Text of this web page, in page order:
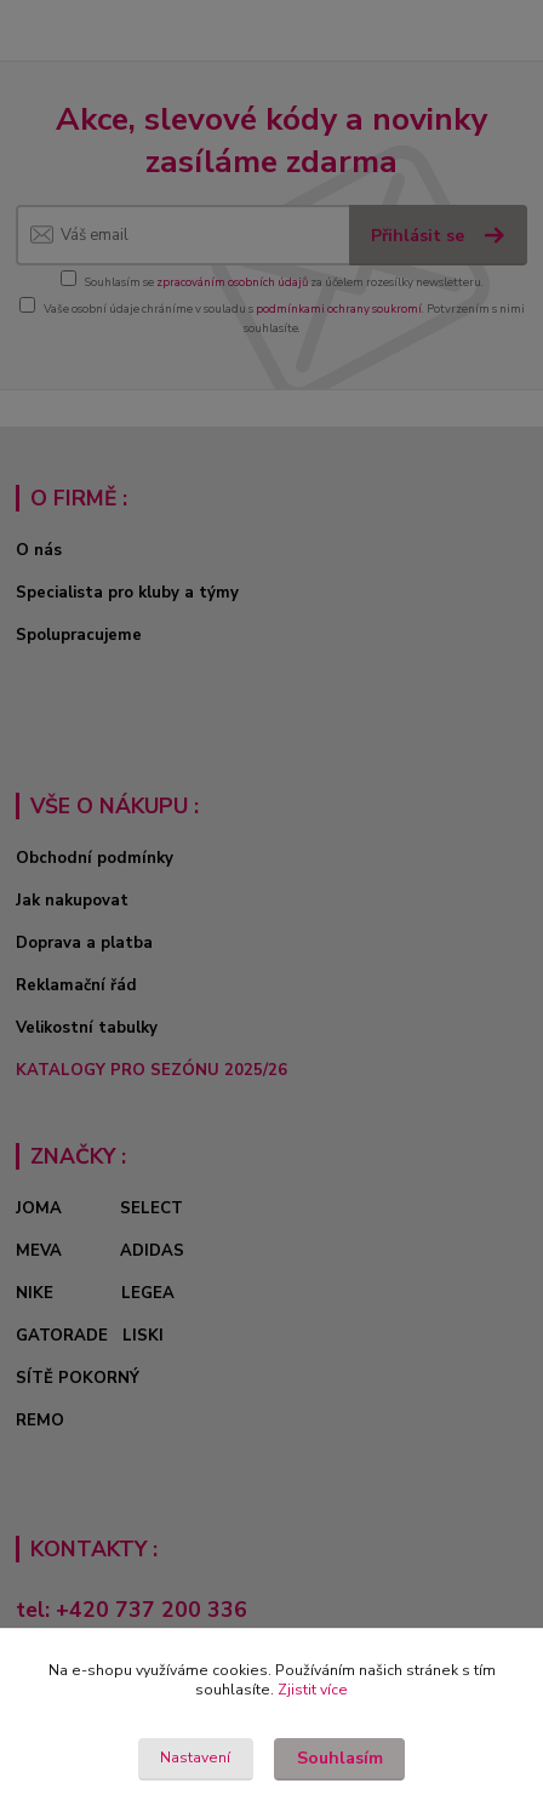
Akce, slevové kódy a novinky
zasíláme zdarma
Přihlásit se
Souhlasím se zpracováním osobních údajůza účelem rozesílky newsletteru.
Vaše osobní údaje chráníme v souladu s podmínkami ochrany soukromí. Potvrzením s nimi
souhlasíte.
O FIRMĚ :
O nás
Specialista pro kluby a týmy
Spolupracujeme
VŠE O NÁKUPU :
Obchodní podmínky
Jak nakupovat
Doprava a platba
Reklamační řád
Velikostní tabulky
KATALOGY PRO SEZÓNU 2025/26
ZNAČKY :
JOMA
SELECT
MEVA
ADIDAS
NIKE
LEGEA
GATORADE
LISKI
SÍTĚ POKORNÝ
REMO
KONTAKTY :
tel: +420 737 200 336
Pondělí-Pátek: 8 - 17 hodin
obchod@e-sporting.cz
Na e-shopu využíváme cookies. Používáním našich stránek s tím
souhlasíte. Zjistit více
Nastavení Souhlasím